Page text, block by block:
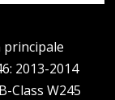
principale
2013-2014
Class W245